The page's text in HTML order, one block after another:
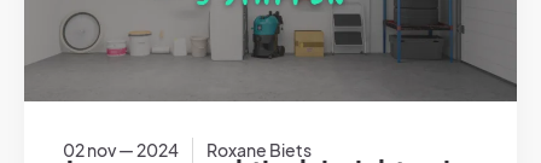
02 nov — 2024 Roxane Biets